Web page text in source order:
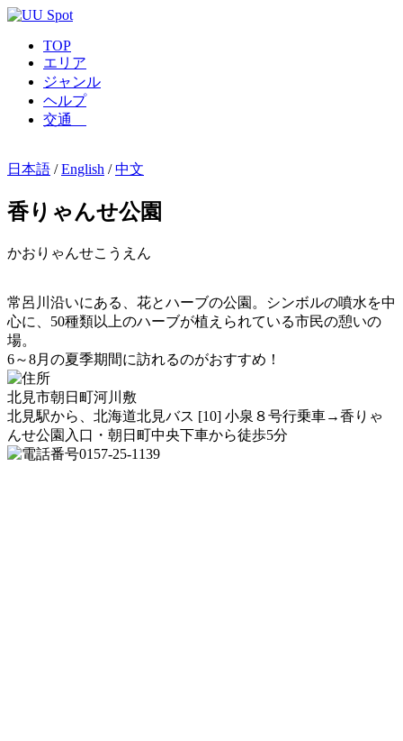
TOP
エリア
ジャンル
ヘルプ
交通
日本語 /English /中文
香りゃんせ公園
かおりゃんせこうえん
常呂川沿いにある、花とハーブの公園。シンボルの噴水を中
心に、50種類以上のハーブが植えられている市民の憩いの
場。
6～8月の夏季期間に訪れるのがおすすめ！
北見市朝日町河川敷
北見駅から、北海道北見バス [10] 小泉８号行乗車→香りゃ
んせ公園入口・朝日町中央下車から徒歩5分
0157-25-1139